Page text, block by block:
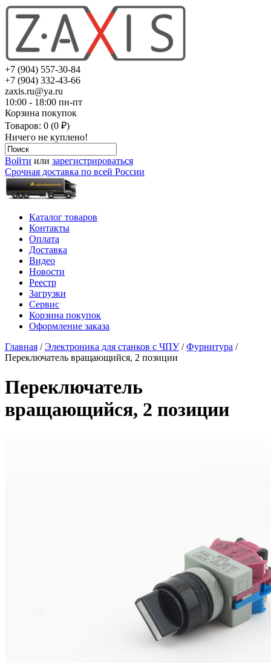
+7 (904) 557-30-84
+7 (904) 332-43-66
zaxis.ru@ya.ru
10:00 - 18:00 пн-пт
Корзина покупок
Товаров: 0 (0 ₽)
Ничего не куплено!
Войти или зарегистрироваться
Срочная доставка по всей России
Каталог товаров
Контакты
Оплата
Доставка
Видео
Новости
Реестр
Загрузки
Сервис
Корзина покупок
Оформление заказа
Главная /Электроника для станков с ЧПУ/Фурнитура /
Переключатель вращающийся, 2 позиции
Переключатель
вращающийся, 2 позиции